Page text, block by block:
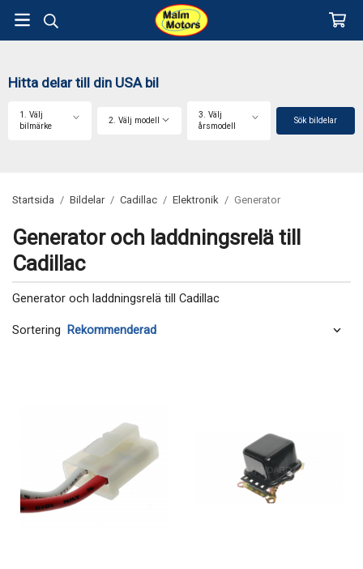
Hitta delar till din USA bil
1. Välj
bilmärke
2. Välj modell
3. Välj
årsmodell
Sök bildelar
Startsida / Bildelar / Cadillac / Elektronik / Generator
Generator och laddningsrelä till
Cadillac
Generator och laddningsrelä till Cadillac
Sortering